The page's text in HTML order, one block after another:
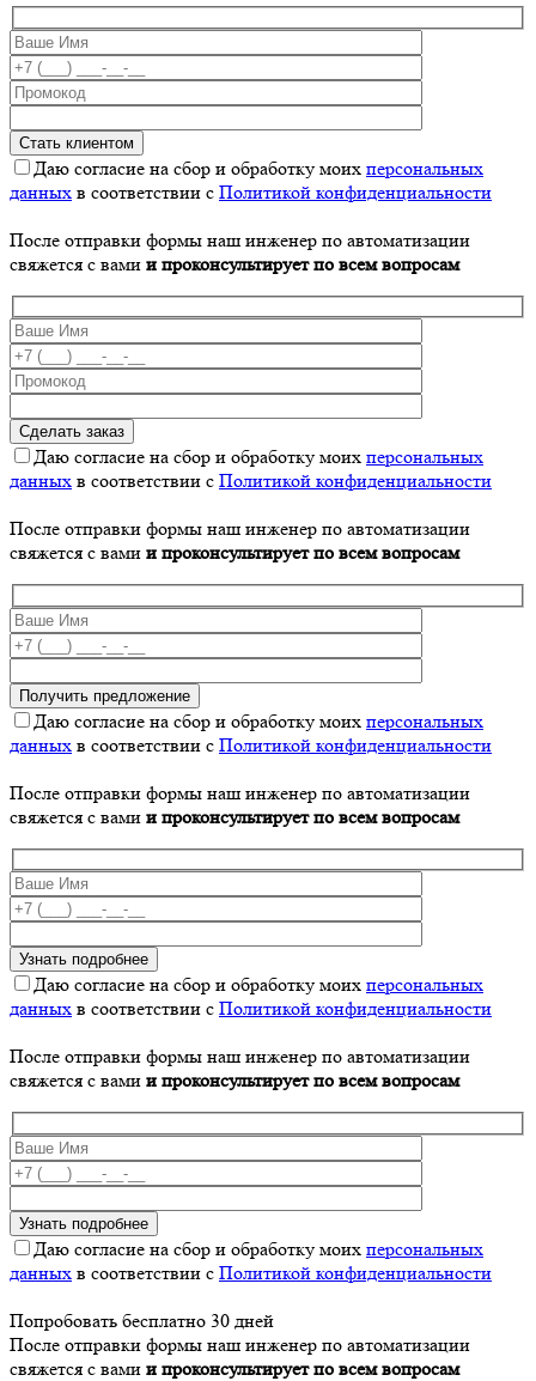
Даю согласие на сбор и обработку моих персональных
данных в соответствии с Политикой конфиденциальности
После отправки формы наш инженер по автоматизации
свяжется с вами и проконсультирует по всем вопросам
Даю согласие на сбор и обработку моих персональных
данных в соответствии с Политикой конфиденциальности
После отправки формы наш инженер по автоматизации
свяжется с вами и проконсультирует по всем вопросам
Даю согласие на сбор и обработку моих персональных
данных в соответствии с Политикой конфиденциальности
После отправки формы наш инженер по автоматизации
свяжется с вами и проконсультирует по всем вопросам
Даю согласие на сбор и обработку моих персональных
данных в соответствии с Политикой конфиденциальности
После отправки формы наш инженер по автоматизации
свяжется с вами и проконсультирует по всем вопросам
Даю согласие на сбор и обработку моих персональных
данных в соответствии с Политикой конфиденциальности
Попробовать бесплатно 30 дней
После отправки формы наш инженер по автоматизации
свяжется с вами и проконсультирует по всем вопросам